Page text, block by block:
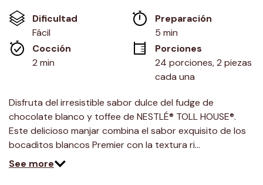
en
misma
página.
Dificultad
Fácil
Preparación
5 min
Cocción
2 min
Porciones
24 porciones, 2 piezas
cada una
Disfruta del irresistible sabor dulce del fudge de
chocolate blanco y toffee de NESTLÉ® TOLL HOUSE®.
Este delicioso manjar combina el sabor exquisito de los
bocaditos blancos Premier con la textura ri…
See more